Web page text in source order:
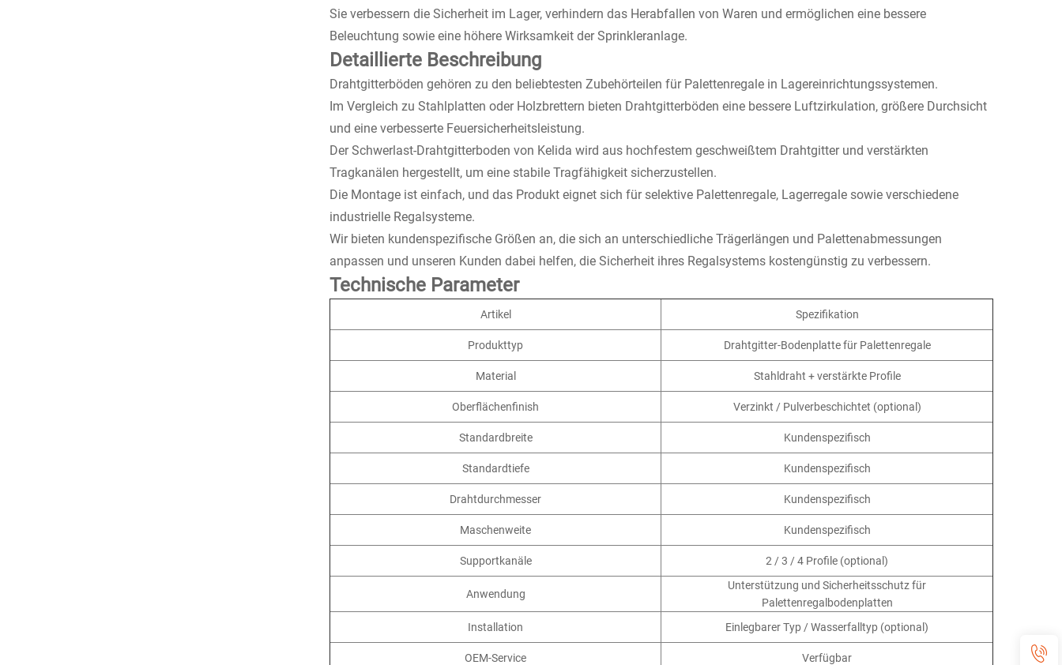
Sie verbessern die Sicherheit im Lager, verhindern das Herabfallen von Waren und ermöglichen eine bessere
Beleuchtung sowie eine höhere Wirksamkeit der Sprinkleranlage.
Detaillierte Beschreibung
Drahtgitterböden gehören zu den beliebtesten Zubehörteilen für Palettenregale in Lagereinrichtungssystemen.
Im Vergleich zu Stahlplatten oder Holzbrettern bieten Drahtgitterböden eine bessere Luftzirkulation, größere Durchsicht
und eine verbesserte Feuersicherheitsleistung.
Der Schwerlast-Drahtgitterboden von Kelida wird aus hochfestem geschweißtem Drahtgitter und verstärkten
Tragkanälen hergestellt, um eine stabile Tragfähigkeit sicherzustellen.
Die Montage ist einfach, und das Produkt eignet sich für selektive Palettenregale, Lagerregale sowie verschiedene
industrielle Regalsysteme.
Wir bieten kundenspezifische Größen an, die sich an unterschiedliche Trägerlängen und Palettenabmessungen
anpassen und unseren Kunden dabei helfen, die Sicherheit ihres Regalsystems kostengünstig zu verbessern.
Technische Parameter
Artikel Spezifikation
Produkttyp Drahtgitter-Bodenplatte für Palettenregale
Material Stahldraht + verstärkte Profile
Oberflächenfinish Verzinkt / Pulverbeschichtet (optional)
Standardbreite Kundenspezifisch
Standardtiefe Kundenspezifisch
Drahtdurchmesser Kundenspezifisch
Maschenweite Kundenspezifisch
Supportkanäle 2 / 3 / 4 Profile (optional)
Anwendung
Unterstützung und Sicherheitsschutz für
Palettenregalbodenplatten
Installation
Einlegbarer Typ / Wasserfalltyp (optional)
OEM-Service Verfügbar